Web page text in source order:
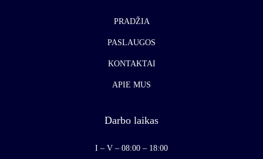
PRADŽIA
PASLAUGOS
KONTAKTAI
APIE MUS
Darbo laikas
I – V – 08:00 – 18:00